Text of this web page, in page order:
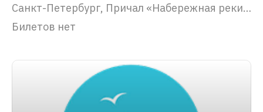
Санкт-Петербург, Причал «Набережная реки Фонтанки, 53»
Билетов нет